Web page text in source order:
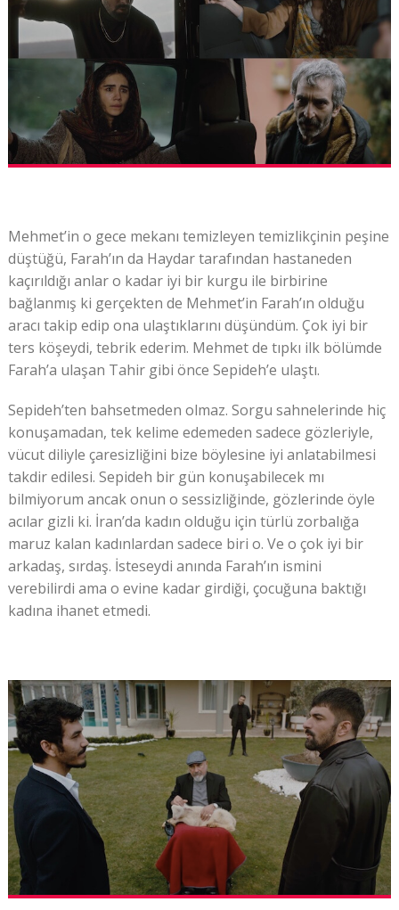
Mehmet’in o gece mekanı temizleyen temizlikçinin peşine
düştüğü, Farah’ın da Haydar tarafından hastaneden
kaçırıldığı anlar o kadar iyi bir kurgu ile birbirine
bağlanmış ki gerçekten de Mehmet’in Farah’ın olduğu
aracı takip edip ona ulaştıklarını düşündüm. Çok iyi bir
ters köşeydi, tebrik ederim. Mehmet de tıpkı ilk bölümde
Farah’a ulaşan Tahir gibi önce Sepideh’e ulaştı.
Sepideh’ten bahsetmeden olmaz. Sorgu sahnelerinde hiç
konuşamadan, tek kelime edemeden sadece gözleriyle,
vücut diliyle çaresizliğini bize böylesine iyi anlatabilmesi
takdir edilesi. Sepideh bir gün konuşabilecek mı
bilmiyorum ancak onun o sessizliğinde, gözlerinde öyle
acılar gizli ki. İran’da kadın olduğu için türlü zorbalığa
maruz kalan kadınlardan sadece biri o. Ve o çok iyi bir
arkadaş, sırdaş. İsteseydi anında Farah’ın ismini
verebilirdi ama o evine kadar girdiği, çocuğuna baktığı
kadına ihanet etmedi.